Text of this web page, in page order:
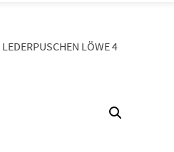
LEDERPUSCHEN LÖWE 4